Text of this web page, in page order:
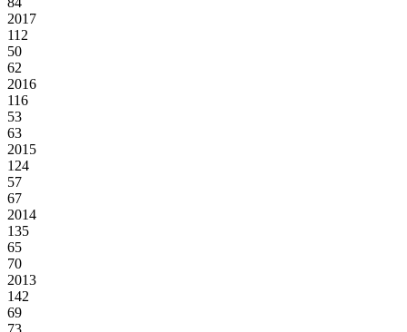
2017
112
50
62
2016
116
53
63
2015
124
57
67
2014
135
65
70
2013
142
69
73